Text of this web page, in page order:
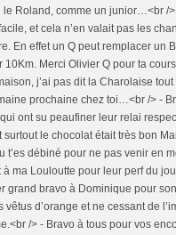
le Roland, comme un junior…<br /
et cela n’en valait pas les
En effet un Q peut remplacer un
Merci Olivier Q pour ta
j’ai pas dit la Charolaise
prochaine chez toi…<br /> -
ont su peaufiner leur relai
surtout le chocolat était très bon
t’es débiné pour ne pas venir en
à ma Louloutte pour leur perf du
grand bravo à Dominique pour
vêtus d’orange et ne cessant de
/> - Bravo à tous pour vos